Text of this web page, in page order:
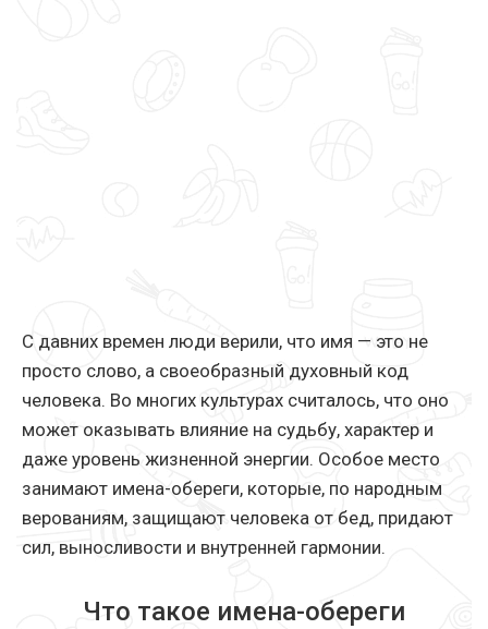
С давних времен люди верили, что имя — это не
просто слово, а своеобразный духовный код
человека. Во многих культурах считалось, что оно
может оказывать влияние на судьбу, характер и
даже уровень жизненной энергии. Особое место
занимают имена-обереги, которые, по народным
верованиям, защищают человека от бед, придают
сил, выносливости и внутренней гармонии.
Что такое имена-обереги